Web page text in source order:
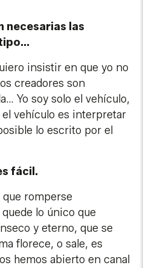
vehículo es interpretar
lo escrito por el
fácil.
romperse
lo único que
y eterno, que se
florece, o sale, es
hemos abierto en canal
esa alma,
almas.
creadora.